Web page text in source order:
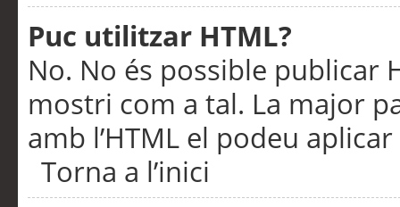
Puc utilitzar HTML?
No. No és possible publicar
mostri com a tal. La major
amb l’HTML el podeu
Torna a l’inici